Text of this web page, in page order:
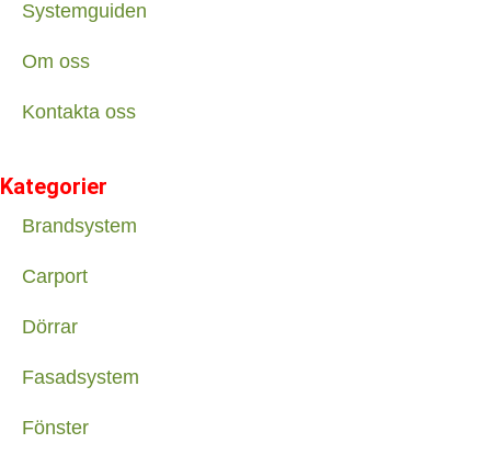
Systemguiden
Om oss
Kontakta oss
Kategorier
Brandsystem
Carport
Dörrar
Fasadsystem
Fönster